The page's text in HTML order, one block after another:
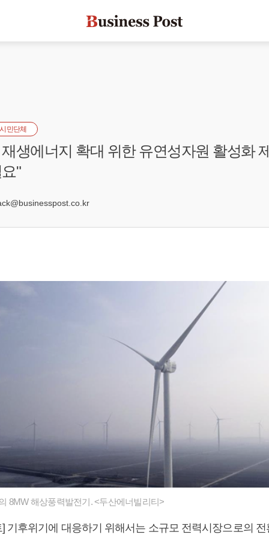
시민단체
생에너지 확대 위한 유연성자원 활성화
"
8MW 해상풍력발전기. <두산에너빌리티>
기후위기에 대응하기 위해서는 소규모 전력시장으로의